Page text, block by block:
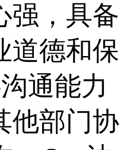
强，具备
道德和保
通能力
他部门协